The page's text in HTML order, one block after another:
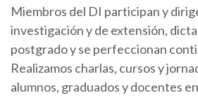
Miembros del DI participan y
investigación y de extensión,
postgrado y se perfeccionan
Realizamos charlas, cursos y
alumnos, graduados y docentes